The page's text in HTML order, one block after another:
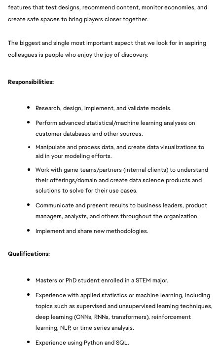
features that test designs, recommend content, monitor economies, and
create safe spaces to bring players closer together.
The biggest and single most important aspect that we look for in aspiring
colleagues is people who enjoy the joy of discovery.
Responsibilities:
Research, design, implement, and validate models.
Perform advanced statistical/machine learning analyses on
customer databases and other sources.
Manipulate and process data, and create data visualizations to
aid in your modeling efforts.
Work with game teams/partners (internal clients) to understand
their offerings/domain and create data science products and
solutions to solve for their use cases.
Communicate and present results to business leaders, product
managers, analysts, and others throughout the organization.
Implement and share new methodologies.
Qualifications:
Masters or PhD student enrolled in a STEM major.
Experience with applied statistics or machine learning, including
topics such as supervised and unsupervised learning techniques,
deep learning (CNNs, RNNs, transformers), reinforcement
learning, NLP, or time series analysis.
Experience using Python and SQL.